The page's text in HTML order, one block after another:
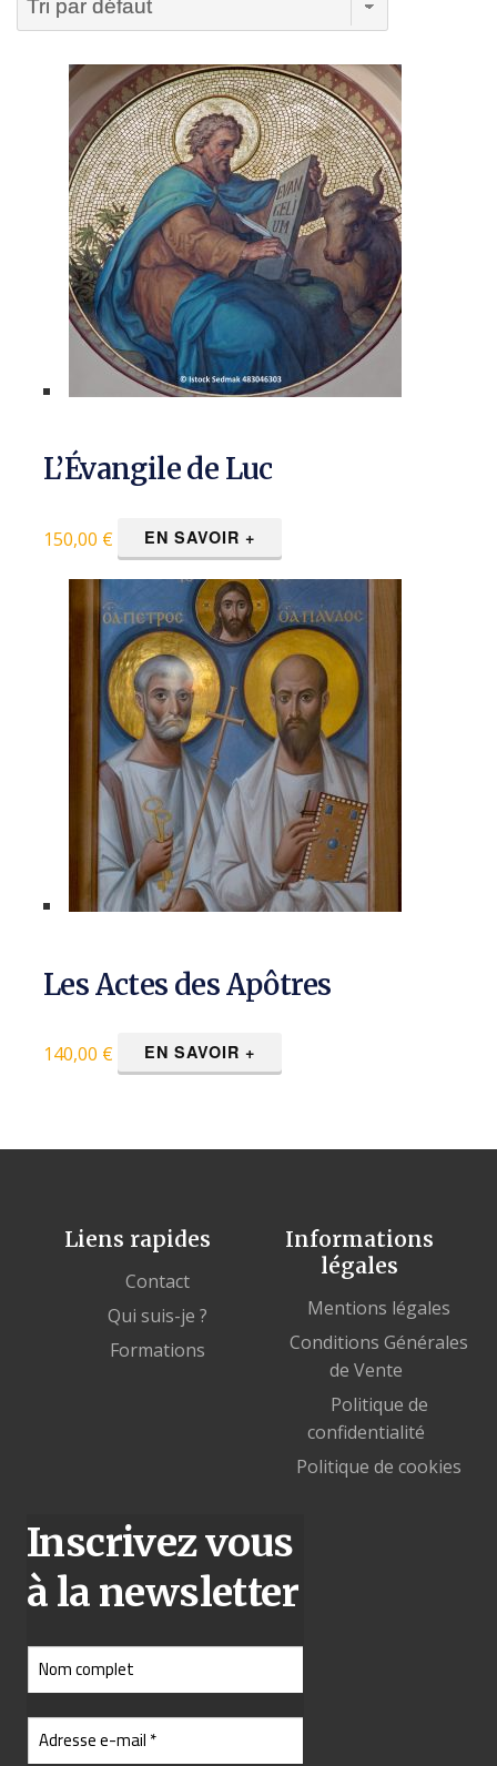
L’Évangile de Luc
150,00 € EN SAVOIR +
Les Actes des Apôtres
140,00 € EN SAVOIR +
Liens rapides
Contact
Qui suis-je ?
Formations
Informations
légales
Mentions légales
Conditions Générales
de Vente
Politique de
confidentialité
Politique de cookies
Inscrivez vous
à la newsletter